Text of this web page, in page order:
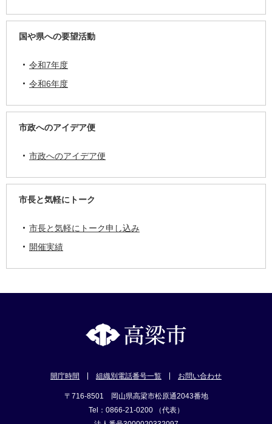
国や県への要望活動
令和7年度
令和6年度
市政へのアイデア便
市政へのアイデア便
市長と気軽にトーク
市長と気軽にトーク申し込み
開催実績
開庁時間 組織別電話番号一覧 お問い合わせ
〒716-8501 岡山県高梁市松原通2043番地
Tel：0866-21-0200 （代表）